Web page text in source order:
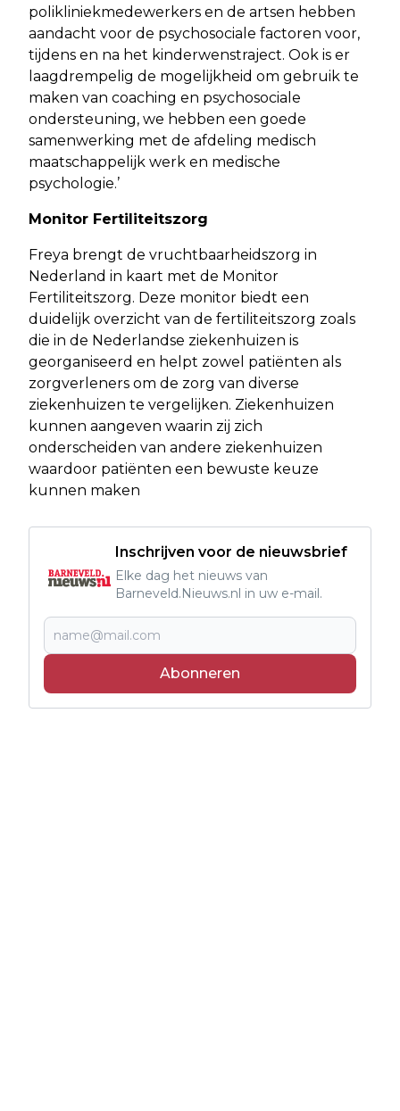
polikliniekmedewerkers en de artsen hebben
aandacht voor de psychosociale factoren voor,
tijdens en na het kinderwenstraject. Ook is er
laagdrempelig de mogelijkheid om gebruik te
maken van coaching en psychosociale
ondersteuning, we hebben een goede
samenwerking met de afdeling medisch
maatschappelijk werk en medische
psychologie.’
Monitor Fertiliteitszorg
Freya brengt de vruchtbaarheidszorg in
Nederland in kaart met de Monitor
Fertiliteitszorg. Deze monitor biedt een
duidelijk overzicht van de fertiliteitszorg zoals
die in de Nederlandse ziekenhuizen is
georganiseerd en helpt zowel patiënten als
zorgverleners om de zorg van diverse
ziekenhuizen te vergelijken. Ziekenhuizen
kunnen aangeven waarin zij zich
onderscheiden van andere ziekenhuizen
waardoor patiënten een bewuste keuze
kunnen maken
Inschrijven voor de nieuwsbrief
Elke dag het nieuws van
Barneveld.Nieuws.nl in uw e-mail.
Abonneren